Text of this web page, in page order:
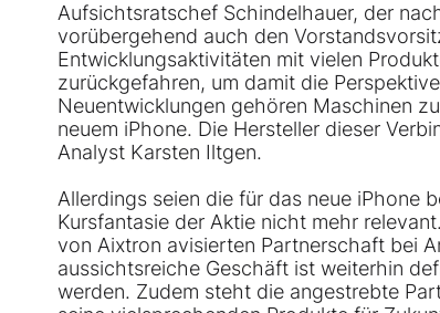
Aufsichtsratschef Schindelhauer, der
vorübergehend auch den
Entwicklungsaktivitäten mit vielen
zurückgefahren, um damit die
Neuentwicklungen gehören Maschinen
neuem iPhone. Die Hersteller dieser
Analyst Karsten Iltgen.
Allerdings seien die für das neue iPhone
Kursfantasie der Aktie nicht mehr
von Aixtron avisierten Partnerschaft bei
aussichtsreiche Geschäft ist weiterhin
werden. Zudem steht die angestrebte